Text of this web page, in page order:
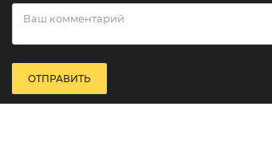
ОТПРАВИТЬ